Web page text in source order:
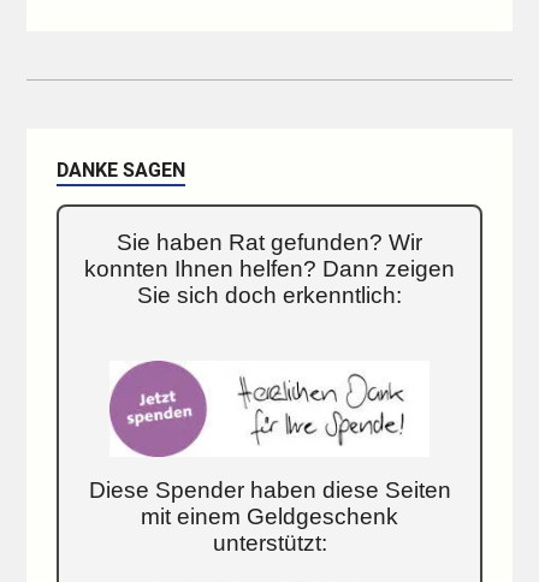
DANKE SAGEN
Sie haben Rat gefunden? Wir
konnten Ihnen helfen? Dann zeigen
Sie sich doch erkenntlich:
Diese Spender haben diese Seiten
mit einem Geldgeschenk
unterstützt: